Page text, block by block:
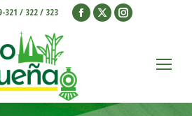
321 / 322 / 323
Facebook
window
X
window
Instagram
window